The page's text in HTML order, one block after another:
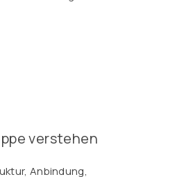
verstehen
Anbindung,